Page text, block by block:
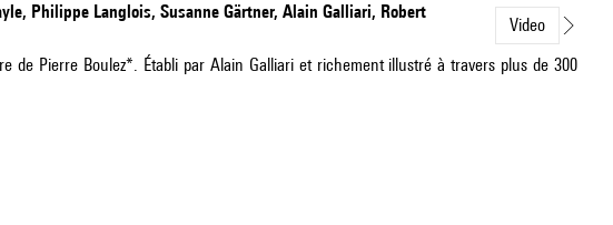
Philippe Langlois, Susanne Gärtner, Alain Galliari, Robert
Video
de Pierre Boulez*. Établi par Alain Galliari et richement illustré à travers plus de 300